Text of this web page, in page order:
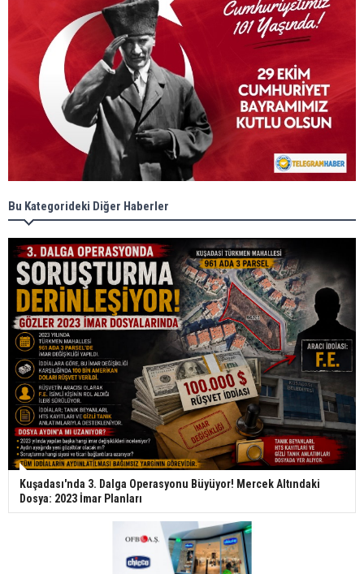
Bu Kategorideki Diğer Haberler
Kuşadası'nda 3. Dalga Operasyonu Büyüyor! Mercek Altındaki
Dosya: 2023 İmar Planları